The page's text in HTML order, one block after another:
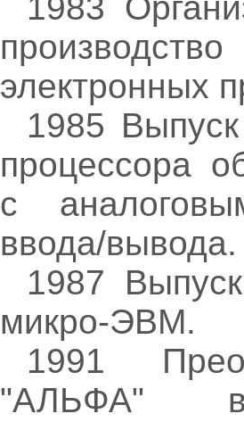
электронных
1985
процессора
с
ввода/вывода.
1987
микро-ЭВМ.
1991
"АЛЬФА" в